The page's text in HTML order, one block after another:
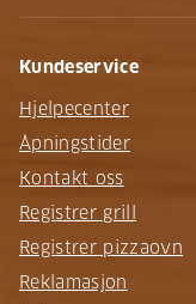
Kundeservice
Hjelpecenter
Åpningstider
Kontakt oss
Registrer grill
Registrer pizzaovn
Reklamasjon